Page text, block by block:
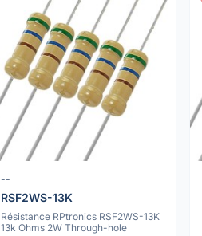
--
RSF2WS-13K
Résistance RPtronics RSF2WS-13K
13k Ohms 2W Through-hole